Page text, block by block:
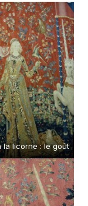
la licorne : le goût